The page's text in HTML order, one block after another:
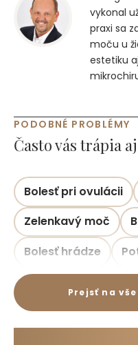
vykonal
praxi sa
moču u
estetiku
PODOBNÉ PROBLÉMY
Často vás trápia
Bolesť pri ovulácii
Zelenkavý moč
Bolesť hrádze
Prejsť na